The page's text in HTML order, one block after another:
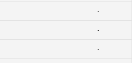
-
-
-